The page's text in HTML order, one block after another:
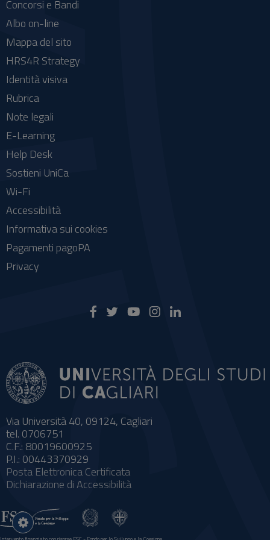
Via Università 40, 09124, Cagliari
tel. 0706751
C.F.: 80019600925
P.I.: 00443370929
Posta Elettronica Certificata
Dichiarazione di Accessibilità
Concorsi e Bandi
Albo on-line
Mappa del sito
HRS4R Strategy
Identità visiva
Rubrica
Note legali
E-Learning
Help Desk
Sostieni UniCa
Wi-Fi
Accessibilità
Informativa sui cookies
Pagamenti pagoPA
Privacy
Impostazioni
cookie